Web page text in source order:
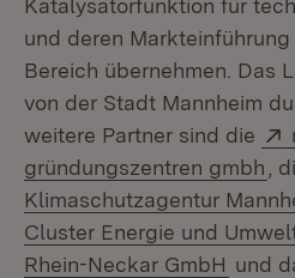
Katalysatorfunktion für
und deren Markteinführung
Bereich übernehmen. Das
von der Stadt Mannheim
weitere Partner sind die
gründungszentren gmbh
,
Klimaschutzagentur
Cluster Energie und
Rhein-Neckar GmbH und